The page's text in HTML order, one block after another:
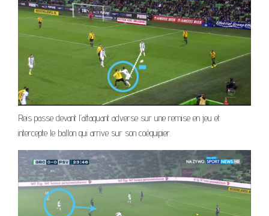
Reis passe devant l’attaquant adverse sur une remise en jeu et
intercepte le ballon qui arrive sur son coéquipier.